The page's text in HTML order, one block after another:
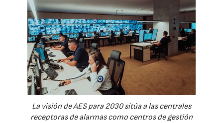
La visión de AES para 2030 sitúa a las centrales
receptoras de alarmas como centros de gestión